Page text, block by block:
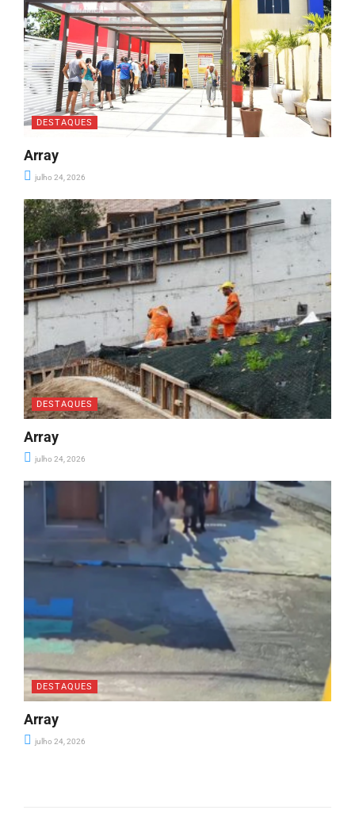
DESTAQUES
Array
julho 24, 2026
DESTAQUES
Array
julho 24, 2026
DESTAQUES
Array
julho 24, 2026